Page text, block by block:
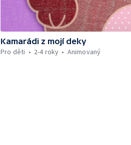
Kamarádi z mojí deky
Pro děti
2-4 roky Animovaný